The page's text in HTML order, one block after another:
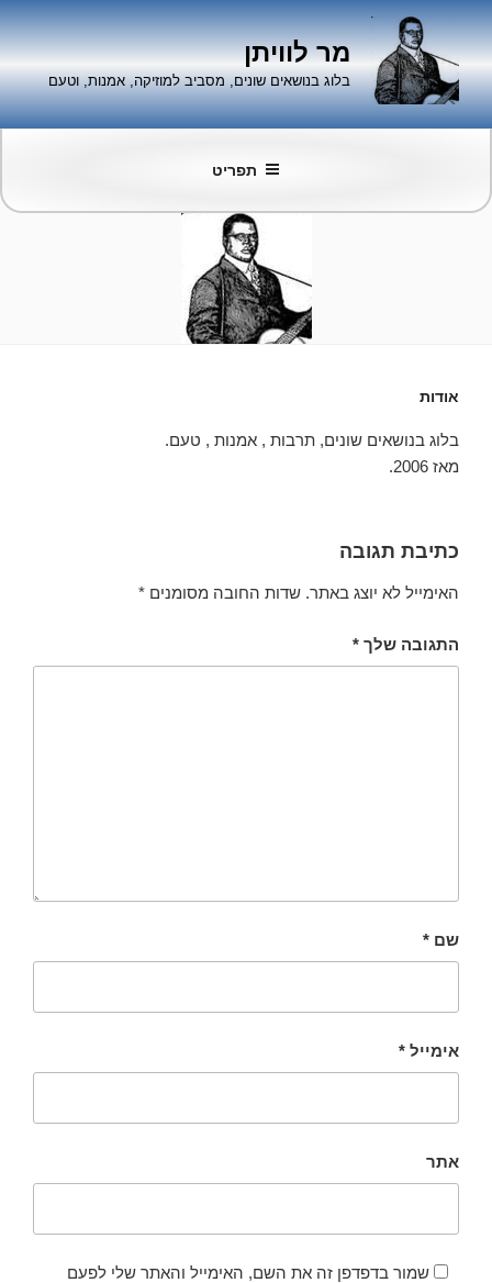
דילוג
לתוכן
מר לוויתן
בלוג בנושאים שונים, מסביב למוזיקה, אמנות, וטעם
תפריט
אודות
בלוג בנושאים שונים, תרבות , אמנות , טעם.
מאז 2006.
כתיבת תגובה
האימייל לא יוצג באתר. שדות החובה מסומנים *
התגובה שלך *
שם *
אימייל *
אתר
שמור בדפדפן זה את השם, האימייל והאתר שלי לפעם